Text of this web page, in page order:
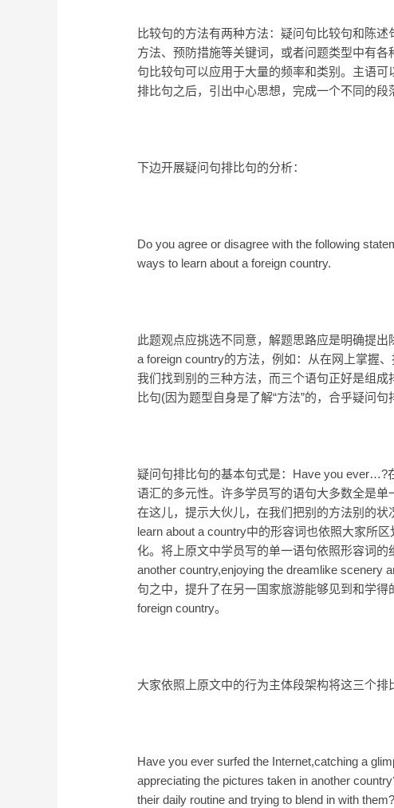
比较句的方法有两种方法：疑问句比较句和陈
方法、预防措施等关键词，或者问题类型中有
句比较句可以应用于大量的频率和类别。主语可
排比句之后，引出中心思想，完成一个不同的段
下边开展疑问句排比句的分析：
Do you agree or disagree with the following
ways to learn about a foreign country.
此题观点应挑选不同意，解题思路应是明确提
a foreign country的方法，例如：从在网上掌握
我们找到别的三种方法，而三个语句正好是组
比句(因为题型自身是了解“方法”的，合乎疑问句
疑问句排比句的基本句式是：Have you ever…?
语汇的多元性。许多学员写的语句大多数全是
在这儿，提示大伙儿，在我们把别的方法别的
learn about a country中的形容词也依照大家所
化。将上原文中学员写的单一语句依照形容词
another country,enjoying the dreamlike scenery
句之中，提升了在另一国家旅游能够见到和学
foreign country。
大家依照上原文中的行为主体段架构将这三个排
Have you ever surfed the Internet,catching a
appreciating the pictures taken in another
their daily routine and trying to blend in with